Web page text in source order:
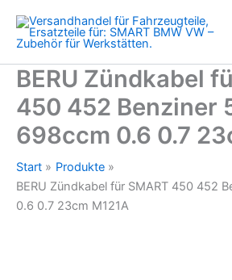
Inhalt
springen
BERU Zündkabel
450 452 Benziner
698ccm 0.6 0.7
Start
Produkte
BERU Zündkabel für SMART 450 452
0.6 0.7 23cm M121A
Benziner
599
698ccm
0.6
0.7
23cm
M121A
Menge